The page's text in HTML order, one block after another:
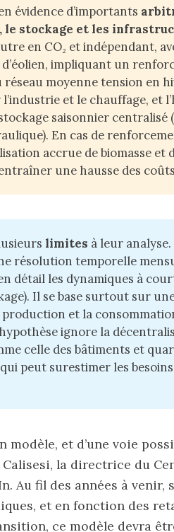
évidence d’importants
le stockage et les
en CO₂ et indépendant,
impliquant un
réseau moyenne tension en
et le chauffage, et
saisonnier centralisé
En cas de
accrue de biomasse et
une hausse des coûts
limites à leur
résolution temporelle
détail les dynamiques à
Il se base surtout sur
et la
ignore la
celle des bâtiments et
peut surestimer les
modèle, et d’une voie
la directrice du
Au fil des années à venir,
et en fonction des
ce modèle devra